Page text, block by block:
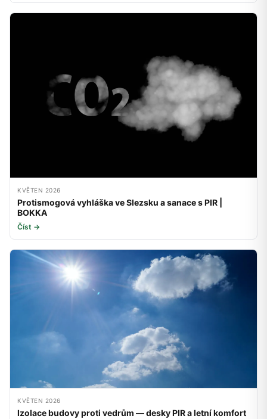
KVĚTEN 2026
Protismogová vyhláška ve Slezsku a sanace s PIR |
BOKKA
Číst →
KVĚTEN 2026
Izolace budovy proti vedrům — desky PIR a letní komfort